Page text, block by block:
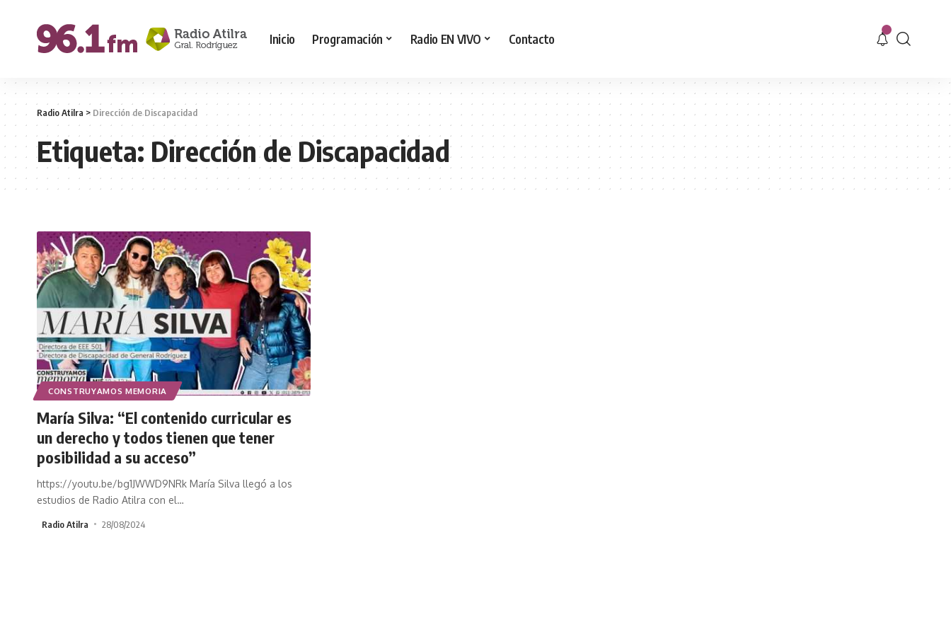
Inicio Programación Radio EN VIVO Contacto
Radio Atilra > Dirección de Discapacidad
Etiqueta: Dirección de Discapacidad
CONSTRUYAMOS MEMORIA
María Silva: “El contenido curricular es
un derecho y todos tienen que tener
posibilidad a su acceso”
https://youtu.be/bg1JWWD9NRk María Silva llegó a los
estudios de Radio Atilra con el…
Radio Atilra 28/08/2024